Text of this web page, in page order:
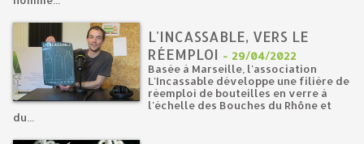
L'INCASSABLE, VERS LE
RÉEMPLOI - 29/04/2022
Basée à Marseille, l'association
L'Incassable développe une filière de
réemploi de bouteilles en verre à
l'échelle des Bouches du Rhône et
du...